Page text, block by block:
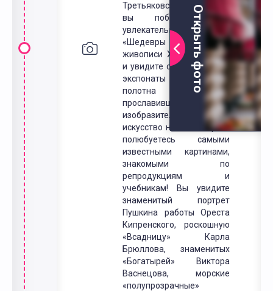
Третьяковской Галереи,
вы побываете на
увлекательной экскурсии
«Шедевры русской
живописи XVIII-XX веков»
и увидите самые главные
экспонаты - знаменитые
полотна и картины,
прославившие русское
изобразительное
искусство на весь мир.Вы
полюбуетесь самыми
известными картинами,
знакомыми по
репродукциям и
учебникам! Вы увидите
знаменитый портрет
Пушкина работы Ореста
Кипренского, роскошную
«Всадницу» Карла
Брюллова, знаменитых
«Богатырей» Виктора
Васнецова, морские
«полупрозрачные»
Открыть фото